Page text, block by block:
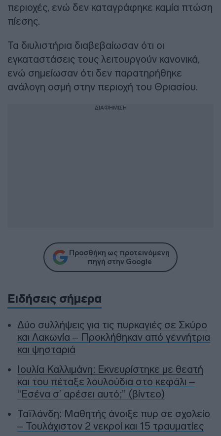
περιοχές, ενώ δεν καταγράφηκε καμία πτώση
πίεσης.
Τα διυλιστήρια διαβεβαίωσαν ότι οι
εγκαταστάσεις τους λειτουργούν κανονικά,
ενώ σημείωσαν ότι δεν παρατηρήθηκε
ανάλογη οσμή στην περιοχή του Θριασίου.
ΔΙΑΦΗΜΙΣΗ
Προσθήκη ως προτεινόμενη
πηγή στην Google
Ειδήσεις σήμερα
Δύο συλλήψεις για τις πυρκαγιές σε Σκύρο
και Λακωνία – Προκλήθηκαν από γεννήτρια
και ψησταριά
Ιουλία Καλλιμάνη: Εκνευρίστηκε με θεατή
και του πέταξε λουλούδια στο κεφάλι –
“Εσένα σ’ αρέσει αυτό;” (βίντεο)
Ταϊλάνδη: Μαθητής άνοιξε πυρ σε σχολείο
– Τουλάχιστον 2 νεκροί και 15 τραυματίες